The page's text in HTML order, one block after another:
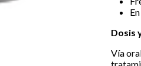
Dosis
Vía